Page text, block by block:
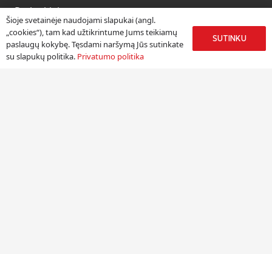
Ratlankiai
Kitos prekės
Paslaugos
Šioje svetainėje naudojami slapukai (angl.
„cookies“), tam kad užtikrintume Jums teikiamų
paslaugų kokybę. Tęsdami naršymą Jūs sutinkate
su slapukų politika. Privatumo politika
SUTINKU